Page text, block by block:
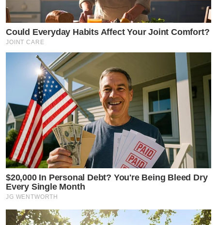
Could Everyday Habits Affect Your Joint Comfort?
JOINT CARE
$20,000 In Personal Debt? You're Being Bleed Dry
Every Single Month
JG WENTWORTH